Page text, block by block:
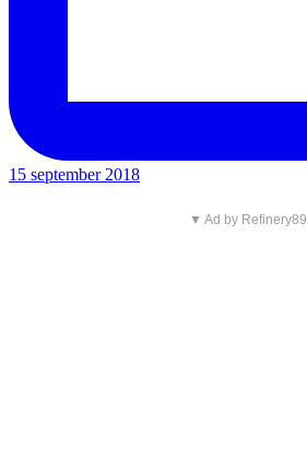
15 september 2018
▼ Ad by Refinery89